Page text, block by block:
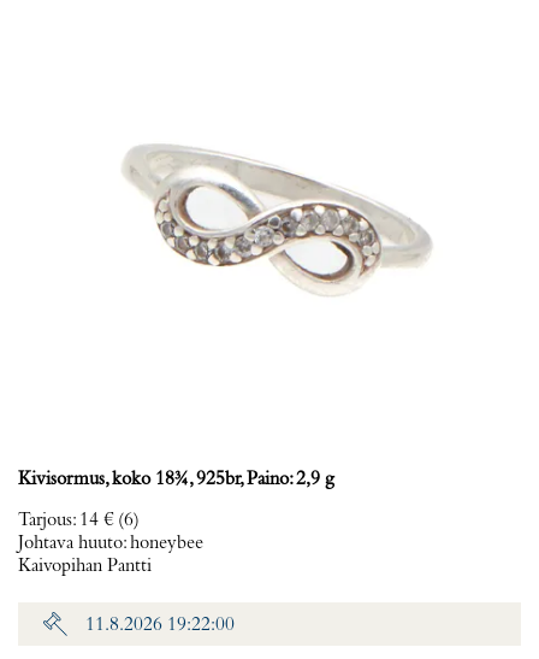
Kivisormus, koko 18¾, 925br, Paino: 2,9 g
Tarjous: 14 € (6)
Johtava huuto:honeybee
Kaivopihan Pantti
11.8.2026 19:22:00